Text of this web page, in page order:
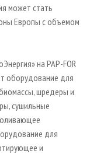
может стать
Европы с объемом
на PAP-FOR
оборудование для
шредеры и
сушильные
для
и